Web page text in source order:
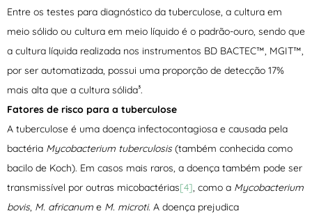
Entre os testes para diagnóstico da tuberculose, a cultura em
meio sólido ou cultura em meio líquido é o padrão-ouro, sendo que
a cultura líquida realizada nos instrumentos BD BACTEC™, MGIT™,
por ser automatizada, possui uma proporção de detecção 17%
mais alta que a cultura sólida³.
Fatores de risco para a tuberculose
A tuberculose é uma doença infectocontagiosa e causada pela
bactéria Mycobacterium tuberculosis(também conhecida como
bacilo de Koch). Em casos mais raros, a doença também pode ser
transmissível por outras micobactérias[4], como a Mycobacterium
bovis, M. africanum e M. microti. A doença prejudica